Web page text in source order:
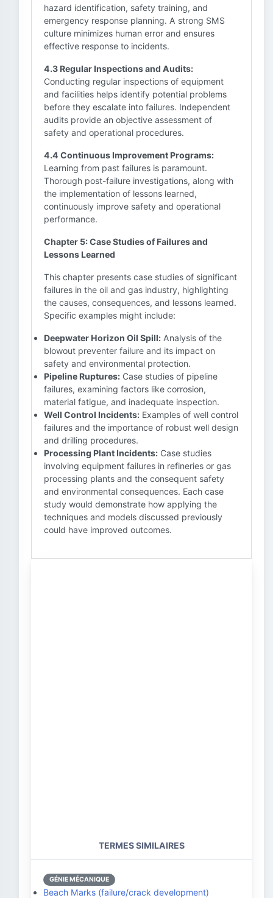
hazard identification, safety training, and
emergency response planning. A strong SMS
culture minimizes human error and ensures
effective response to incidents.
4.3 Regular Inspections and Audits:
Conducting regular inspections of equipment
and facilities helps identify potential problems
before they escalate into failures. Independent
audits provide an objective assessment of
safety and operational procedures.
4.4 Continuous Improvement Programs:
Learning from past failures is paramount.
Thorough post-failure investigations, along with
the implementation of lessons learned,
continuously improve safety and operational
performance.
Chapter 5: Case Studies of Failures and
Lessons Learned
This chapter presents case studies of significant
failures in the oil and gas industry, highlighting
the causes, consequences, and lessons learned.
Specific examples might include:
Deepwater Horizon Oil Spill: Analysis of the
blowout preventer failure and its impact on
safety and environmental protection.
Pipeline Ruptures: Case studies of pipeline
failures, examining factors like corrosion,
material fatigue, and inadequate inspection.
Well Control Incidents: Examples of well control
failures and the importance of robust well design
and drilling procedures.
Processing Plant Incidents: Case studies
involving equipment failures in refineries or gas
processing plants and the consequent safety
and environmental consequences. Each case
study would demonstrate how applying the
techniques and models discussed previously
could have improved outcomes.
TERMES SIMILAIRES
GÉNIE MÉCANIQUE
Beach Marks (failure/crack development)